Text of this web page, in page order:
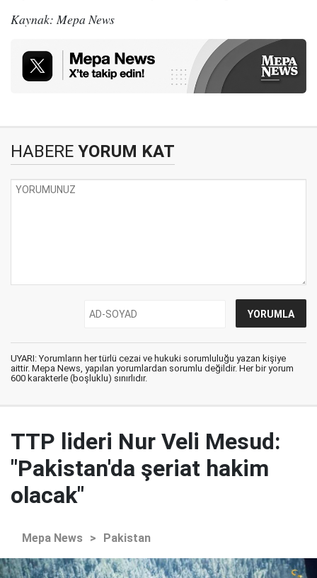
Kaynak: Mepa News
HABERE YORUM KAT
UYARI: Yorumların her türlü cezai ve hukuki sorumluluğu yazan kişiye
aittir. Mepa News, yapılan yorumlardan sorumlu değildir. Her bir yorum
600 karakterle (boşluklu) sınırlıdır.
TTP lideri Nur Veli Mesud:
"Pakistan'da şeriat hakim
olacak"
Mepa News > Pakistan